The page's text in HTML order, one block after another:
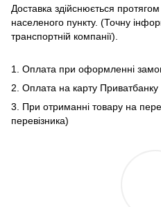
Доставка здійснюється
населеного пункту. (Точну
транспортній компанії).
1. Оплата при оформленні
2. Оплата на карту Приватбанку
3. При отриманні товару на
перевізника)